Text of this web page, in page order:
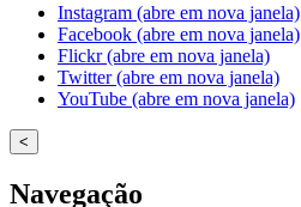
Instagram (abre em nova janela)
Facebook (abre em nova janela)
Flickr (abre em nova janela)
Twitter (abre em nova janela)
YouTube (abre em nova janela)
<
Navegação